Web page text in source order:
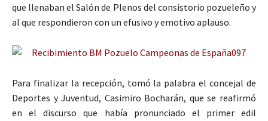
que llenaban el Salón de Plenos del consistorio pozueleño y
al que respondieron con un efusivo y emotivo aplauso.
Para finalizar la recepción, tomó la palabra el concejal de
Deportes y Juventud, Casimiro Bocharán, que se reafirmó
en el discurso que había pronunciado el primer edil